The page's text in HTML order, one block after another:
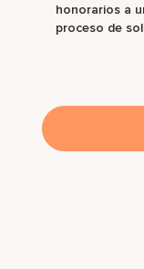
honorarios a
proceso de